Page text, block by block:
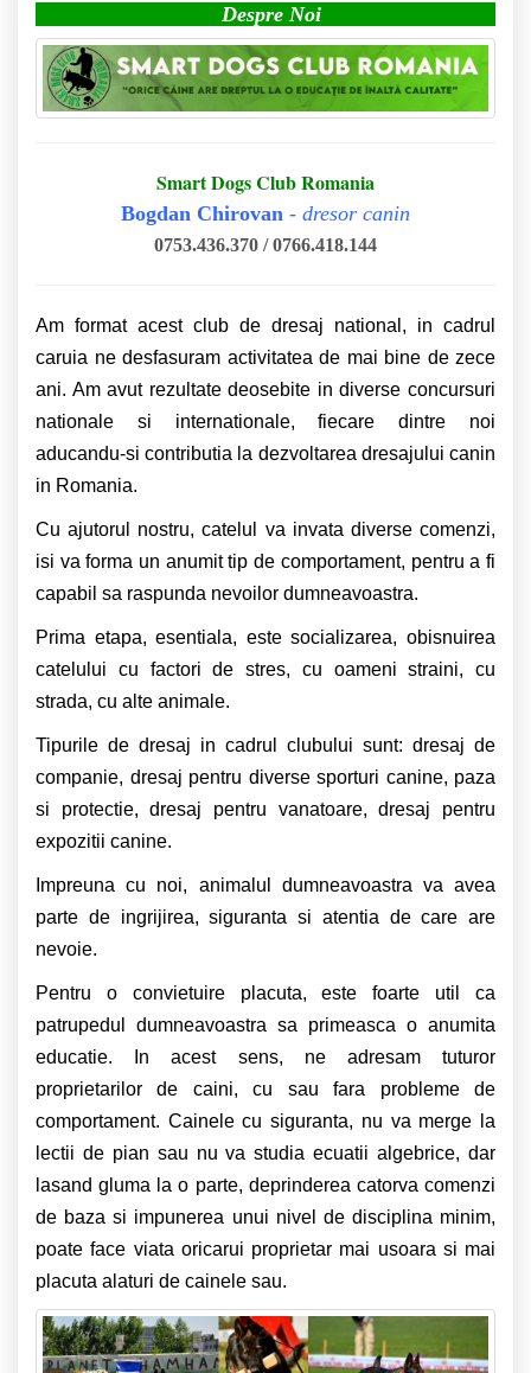
Despre Noi
Smart Dogs Club Romania
Bogdan Chirovan - dresor canin
0753.436.370 / 0766.418.144
Am format acest club de dresaj national, in cadrul
caruia ne desfasuram activitatea de mai bine de zece
ani. Am avut rezultate deosebite in diverse concursuri
nationale si internationale, fiecare dintre noi
aducandu-si contributia la dezvoltarea dresajului canin
in Romania.
Cu ajutorul nostru, catelul va invata diverse comenzi,
isi va forma un anumit tip de comportament, pentru a fi
capabil sa raspunda nevoilor dumneavoastra.
Prima etapa, esentiala, este socializarea, obisnuirea
catelului cu factori de stres, cu oameni straini, cu
strada, cu alte animale.
Tipurile de dresaj in cadrul clubului sunt: dresaj de
companie, dresaj pentru diverse sporturi canine, paza
si protectie, dresaj pentru vanatoare, dresaj pentru
expozitii canine.
Impreuna cu noi, animalul dumneavoastra va avea
parte de ingrijirea, siguranta si atentia de care are
nevoie.
Pentru o convietuire placuta, este foarte util ca
patrupedul dumneavoastra sa primeasca o anumita
educatie. In acest sens, ne adresam tuturor
proprietarilor de caini, cu sau fara probleme de
comportament. Cainele cu siguranta, nu va merge la
lectii de pian sau nu va studia ecuatii algebrice, dar
lasand gluma la o parte, deprinderea catorva comenzi
de baza si impunerea unui nivel de disciplina minim,
poate face viata oricarui proprietar mai usoara si mai
placuta alaturi de cainele sau.